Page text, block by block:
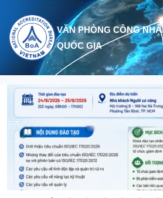
Nhảy
VĂN PHÒNG CÔNG
QUỐC GIA